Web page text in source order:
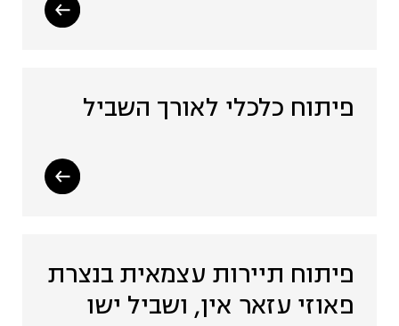
פיתוח כלכלי לאורך השביל
פיתוח תיירות עצמאית בנצרת
פאוזי עזאר אין, ושביל ישו